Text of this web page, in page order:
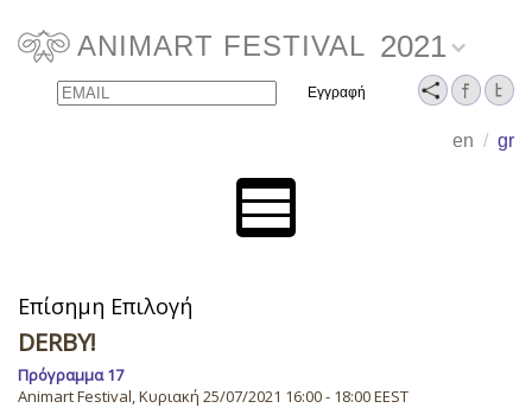
ANIMART FESTIVAL 2021
en / gr
Email Name
Επίσημη Επιλογή
DERBY!
Πρόγραμμα 17
Animart Festival, Κυριακή 25/07/2021 16:00 - 18:00 EEST